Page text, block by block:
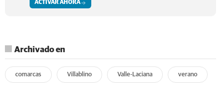
ACTIVAR AHORA
Archivado en
comarcas Villablino Valle-Laciana verano